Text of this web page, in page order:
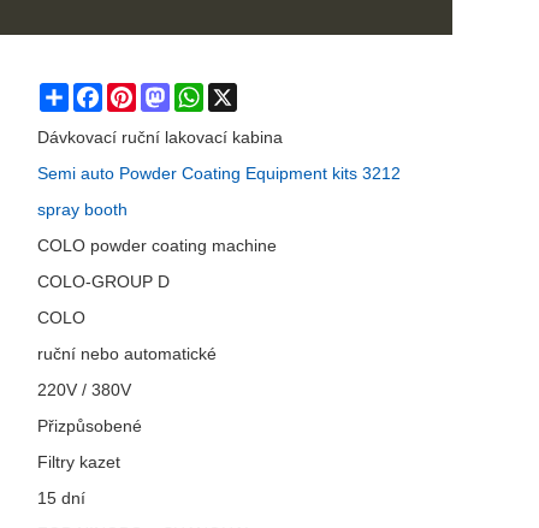
ShareFacebookPinterestMastodonWhatsApp
Dávkovací ruční lakovací kabina
Semi auto Powder Coating Equipment kits 3212
spray booth
COLO powder coating machine
COLO-GROUP D
COLO
ruční nebo automatické
220V / 380V
Přizpůsobené
Filtry kazet
15 dní